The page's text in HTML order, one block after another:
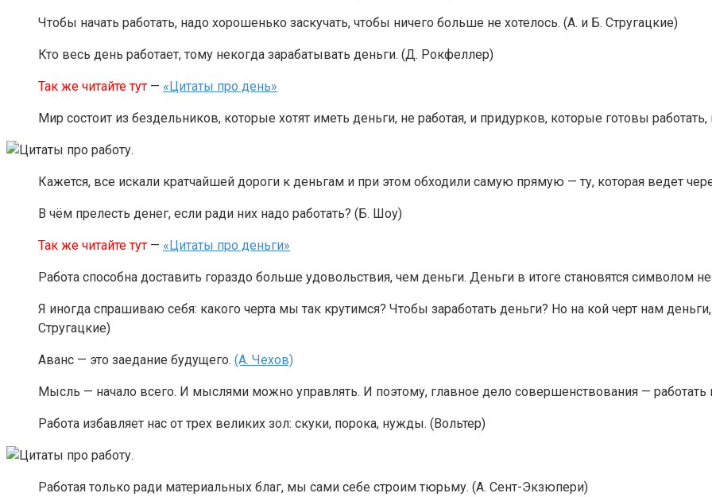
Чтобы начать работать, надо хорошенько заскучать, чтобы ничего больше не хотелось. (А. и Б. Стругацкие)
Кто весь день работает, тому некогда зарабатывать деньги. (Д. Рокфеллер)
Так же читайте тут — «Цитаты про день»
Мир состоит из бездельников, которые хотят иметь деньги, не работая, и придурков, которые готовы работать,
Кажется, все искали кратчайшей дороги к деньгам и при этом обходили самую прямую — ту, которая ведет
В чём прелесть денег, если ради них надо работать? (Б. Шоу)
Так же читайте тут — «Цитаты про деньги»
Работа способна доставить гораздо больше удовольствия, чем деньги. Деньги в итоге становятся символом
Я иногда спрашиваю себя: какого черта мы так крутимся? Чтобы заработать деньги? Но на кой черт нам
Стругацкие)
Аванс — это заедание будущего. (А. Чехов)
Мысль — начало всего. И мыслями можно управлять. И поэтому, главное дело совершенствования —
Работа избавляет нас от трех великих зол: скуки, порока, нужды. (Вольтер)
Работая только ради материальных благ, мы сами себе строим тюрьму. (А. Сент-Экзюпери)